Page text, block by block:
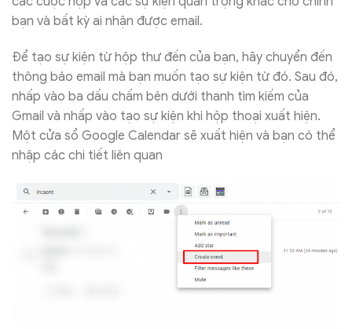
bạn và bất kỳ ai nhận được email.
Để tạo sự kiện từ hộp thư đến của bạn, hãy chuyển đến
thông báo email mà bạn muốn tạo sự kiện từ đó. Sau đó,
nhấp vào ba dấu chấm bên dưới thanh tìm kiếm của
Gmail và nhấp vào tạo sự kiện khi hộp thoại xuất hiện.
Một cửa sổ Google Calendar sẽ xuất hiện và bạn có thể
nhập các chi tiết liên quan